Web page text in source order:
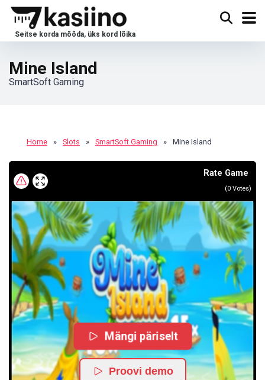
Mine Island
SmartSoft Gaming
Home » Slots » SmartSoft Gaming » Mine Island
Rate Game
(0 Votes)
Mängi päriselt
Proovi demo